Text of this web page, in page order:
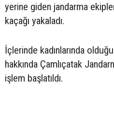
yerine giden jandarma
kaçağı yakaladı.
İçlerinde kadınlarında
hakkında Çamlıçatak
işlem başlatıldı.